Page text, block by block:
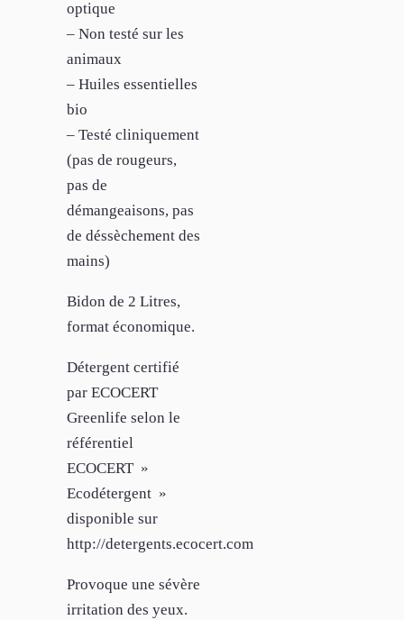
optique
– Non testé sur les
animaux
– Huiles essentielles
bio
– Testé cliniquement
(pas de rougeurs,
pas de
démangeaisons, pas
de déssèchement des
mains)
Bidon de 2 Litres,
format économique.
Détergent certifié
par ECOCERT
Greenlife selon le
référentiel
ECOCERT »
Ecodétergent »
disponible sur
http://detergents.ecocert.com
Provoque une sévère
irritation des yeux.